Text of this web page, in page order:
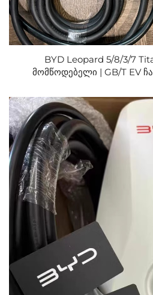
BYD Leopard 5/8/3/7
მომწოდებელი | GB/T EV